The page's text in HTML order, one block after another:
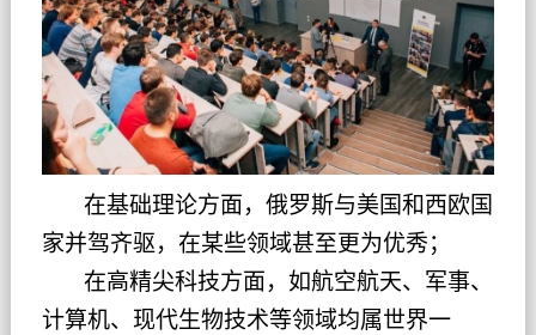
在基础理论方面，俄罗斯与美国和西欧国
家并驾齐驱，在某些领域甚至更为优秀；
在高精尖科技方面，如航空航天、军事、
计算机、现代生物技术等领域均属世界一